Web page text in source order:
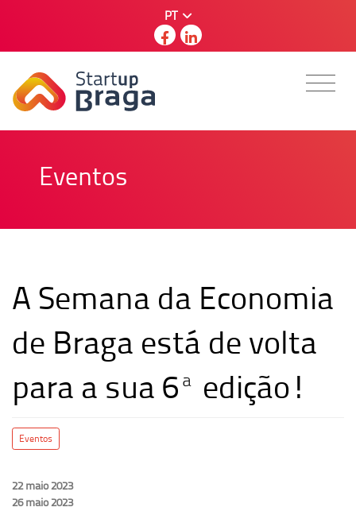
PT
Eventos
A Semana da Economia
de Braga está de volta
para a sua 6ª edição!
Eventos
22 maio 2023
26 maio 2023